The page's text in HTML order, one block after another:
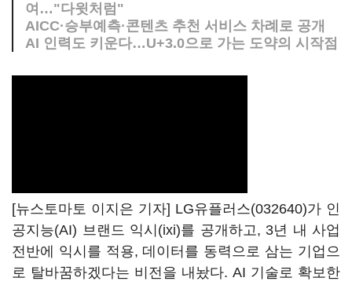
여…"다윗처럼"
AICC·승부예측·콘텐츠 추천 서비스 차례로 공개
AI 인력도 키운다…U+3.0으로 가는 도약의 시작점
[뉴스토마토 이지은 기자] LG유플러스(032640)가 인
공지능(AI) 브랜드 익시(ixi)를 공개하고, 3년 내 사업
전반에 익시를 적용, 데이터를 동력으로 삼는 기업으
로 탈바꿈하겠다는 비전을 내놨다. AI 기술로 확보한